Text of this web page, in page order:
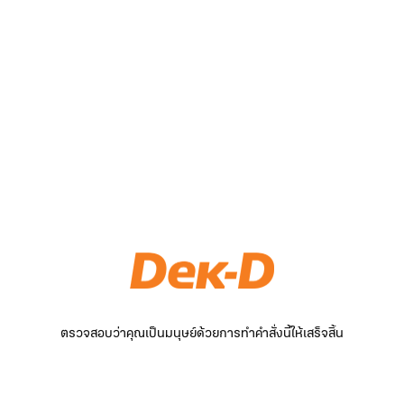
ตรวจสอบว่าคุณเป็นมนุษย์ด้วยการทำคำสั่งนี้ให้เสร็จสิ้น